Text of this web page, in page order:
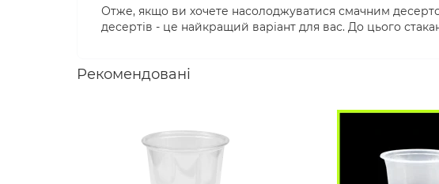
Отже, якщо ви хочете насолоджуватися смачним
десертів - це найкращий варіант для вас. До цього
Рекомендовані